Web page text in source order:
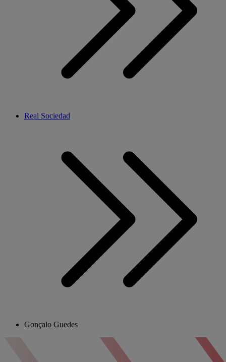
Real Sociedad
Gonçalo Guedes